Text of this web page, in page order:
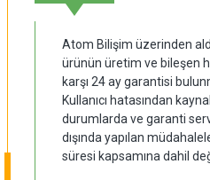
Atom Bilişim üzerinden
ürünün üretim ve bileşen
karşı 24 ay garantisi
Kullanıcı hatasından
durumlarda ve garanti
dışında yapılan
süresi kapsamına dahil